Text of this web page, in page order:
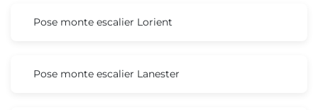
Pose monte escalier Lorient
Pose monte escalier Lanester